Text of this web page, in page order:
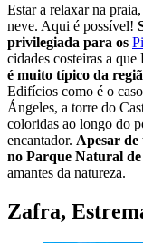
Estar a relaxar na
neve. Aqui é possível!
privilegiada para os
cidades costeiras a
é muito típico da
Edifícios como é o
Ángeles, a torre do
coloridas ao longo do
encantador. Apesar
no Parque Natural
amantes da natureza.
Zafra,